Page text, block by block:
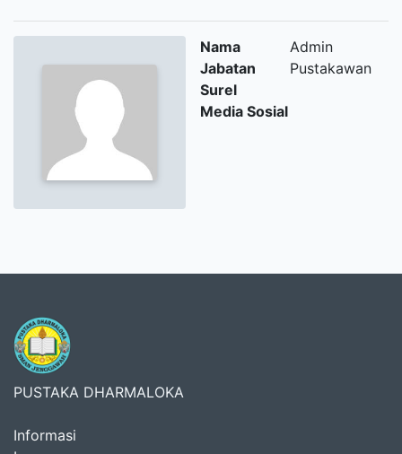
Nama
Admin
Jabatan
Pustakawan
Surel
Media Sosial
PUSTAKA DHARMALOKA
Informasi